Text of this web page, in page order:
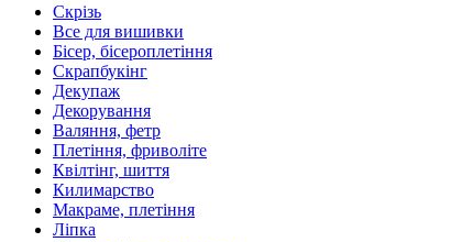
Скрізь
Все для вишивки
Бісер, бісероплетіння
Скрапбукінг
Декупаж
Декорування
Валяння, фетр
Плетіння, фриволіте
Квілтінг, шиття
Килимарство
Макраме, плетіння
Ліпка